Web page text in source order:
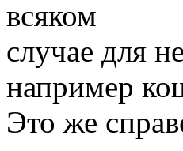
всяком
случае для
например
Это же